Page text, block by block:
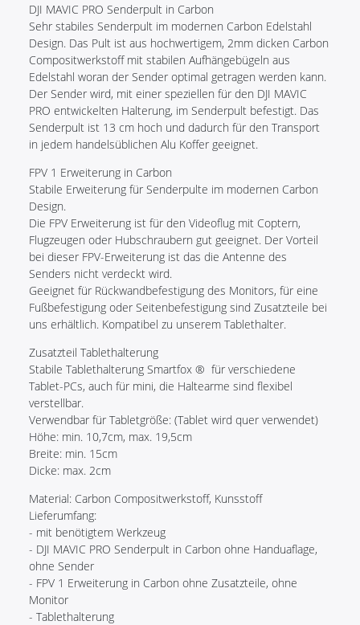
DJI MAVIC PRO Senderpult in Carbon
Sehr stabiles Senderpult im modernen Carbon Edelstahl
Design. Das Pult ist aus hochwertigem, 2mm dicken Carbon
Compositwerkstoff mit stabilen Aufhängebügeln aus
Edelstahl woran der Sender optimal getragen werden kann.
Der Sender wird, mit einer speziellen für den DJI MAVIC
PRO entwickelten Halterung, im Senderpult befestigt. Das
Senderpult ist 13 cm hoch und dadurch für den Transport
in jedem handelsüblichen Alu Koffer geeignet.
FPV 1 Erweiterung in Carbon
Stabile Erweiterung für Senderpulte im modernen Carbon
Design.
Die FPV Erweiterung ist für den Videoflug mit Coptern,
Flugzeugen oder Hubschraubern gut geeignet. Der Vorteil
bei dieser FPV-Erweiterung ist das die Antenne des
Senders nicht verdeckt wird.
Geeignet für Rückwandbefestigung des Monitors, für eine
Fußbefestigung oder Seitenbefestigung sind Zusatzteile bei
uns erhältlich. Kompatibel zu unserem Tablethalter.
Zusatzteil Tablethalterung
Stabile Tablethalterung Smartfox ® für verschiedene
Tablet-PCs, auch für mini, die Haltearme sind flexibel
verstellbar.
Verwendbar für Tabletgröße: (Tablet wird quer verwendet)
Höhe: min. 10,7cm, max. 19,5cm
Breite: min. 15cm
Dicke: max. 2cm
Material: Carbon Compositwerkstoff, Kunsstoff
Lieferumfang:
- mit benötigtem Werkzeug
- DJI MAVIC PRO Senderpult in Carbon ohne Handuaflage,
ohne Sender
- FPV 1 Erweiterung in Carbon ohne Zusatzteile, ohne
Monitor
- Tablethalterung